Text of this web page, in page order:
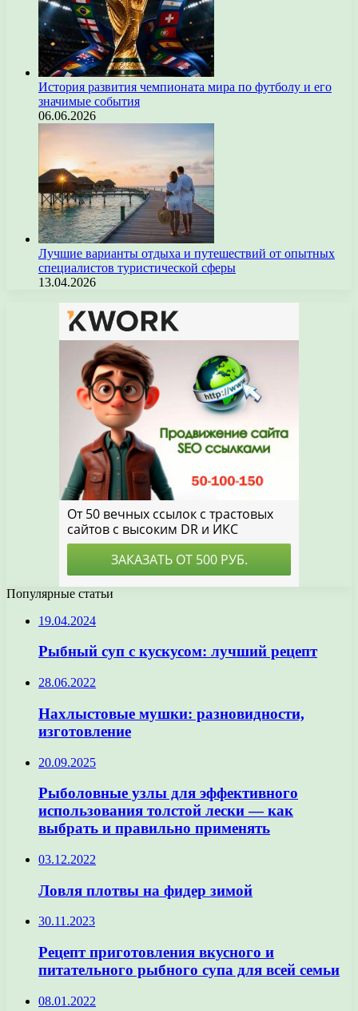
История развития чемпионата мира по футболу и его
значимые события
06.06.2026
Лучшие варианты отдыха и путешествий от опытных
специалистов туристической сферы
13.04.2026
Популярные статьи
19.04.2024
Рыбный суп с кускусом: лучший рецепт
28.06.2022
Нахлыстовые мушки: разновидности,
изготовление
20.09.2025
Рыболовные узлы для эффективного
использования толстой лески — как
выбрать и правильно применять
03.12.2022
Ловля плотвы на фидер зимой
30.11.2023
Рецепт приготовления вкусного и
питательного рыбного супа для всей семьи
08.01.2022